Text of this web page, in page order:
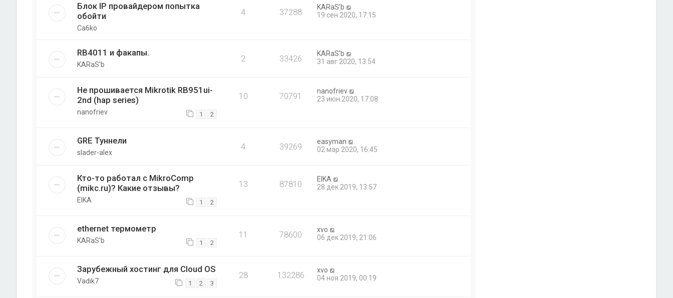
Блок IP провайдером попытка
обойти
Ca6ko
4 37288
KARaS'b
19 сен 2020, 17:15
RB4011 и факапы.
KARaS'b
2 33426
KARaS'b
31 авг 2020, 13:54
Не прошивается Mikrotik RB951ui-
2nd (hap series)
nanofriev 1 2
10 70791
nanofriev
23 июн 2020, 17:08
GRE Туннели
slader-alex
4 39269
easyman
02 мар 2020, 16:45
Кто-то работал с MikroComp
(mikc.ru)? Какие отзывы?
EIKA 1 2
13 87810
EIKA
28 дек 2019, 13:57
ethernet термометр
KARaS'b 1 2
11 78600
xvo
06 дек 2019, 21:06
Зарубежный хостинг для Cloud OS
Vadik7 1 2 3
28 132286
xvo
04 ноя 2019, 00:19